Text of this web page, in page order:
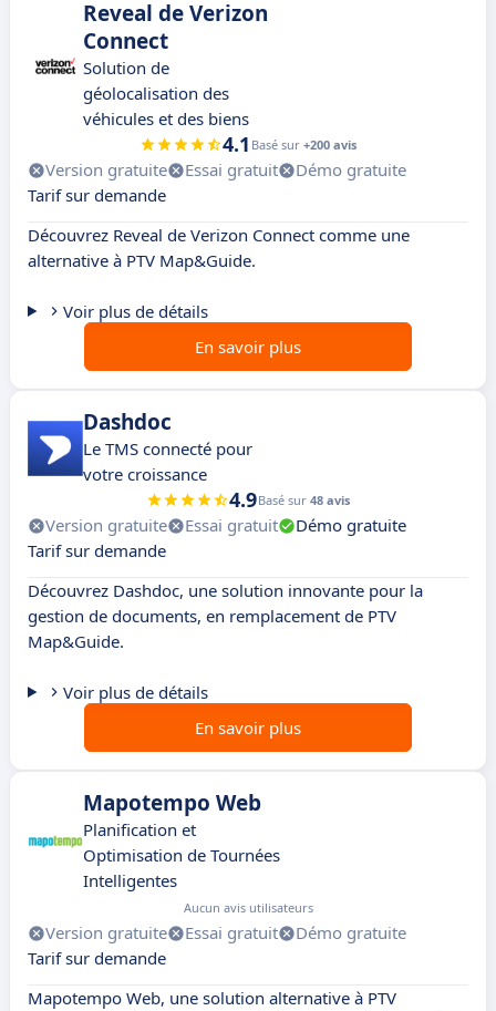
Reveal de Verizon
Connect
Solution de
géolocalisation des
véhicules et des biens
4.1 Basé sur +200 avis
Version gratuite Essai gratuit
Démo gratuite
Tarif sur demande
Découvrez Reveal de Verizon Connect comme une
alternative à PTV Map&Guide.
Voir plus de détails
En savoir plus
Dashdoc
Le TMS connecté pour
votre croissance
4.9Basé sur 48 avis
Version gratuite Essai gratuit
Démo gratuite
Tarif sur demande
Découvrez Dashdoc, une solution innovante pour la
gestion de documents, en remplacement de PTV
Map&Guide.
Voir plus de détails
En savoir plus
Mapotempo Web
Planification et
Optimisation de Tournées
Intelligentes
Aucun avis utilisateurs
Version gratuite Essai gratuit
Démo gratuite
Tarif sur demande
Mapotempo Web, une solution alternative à PTV